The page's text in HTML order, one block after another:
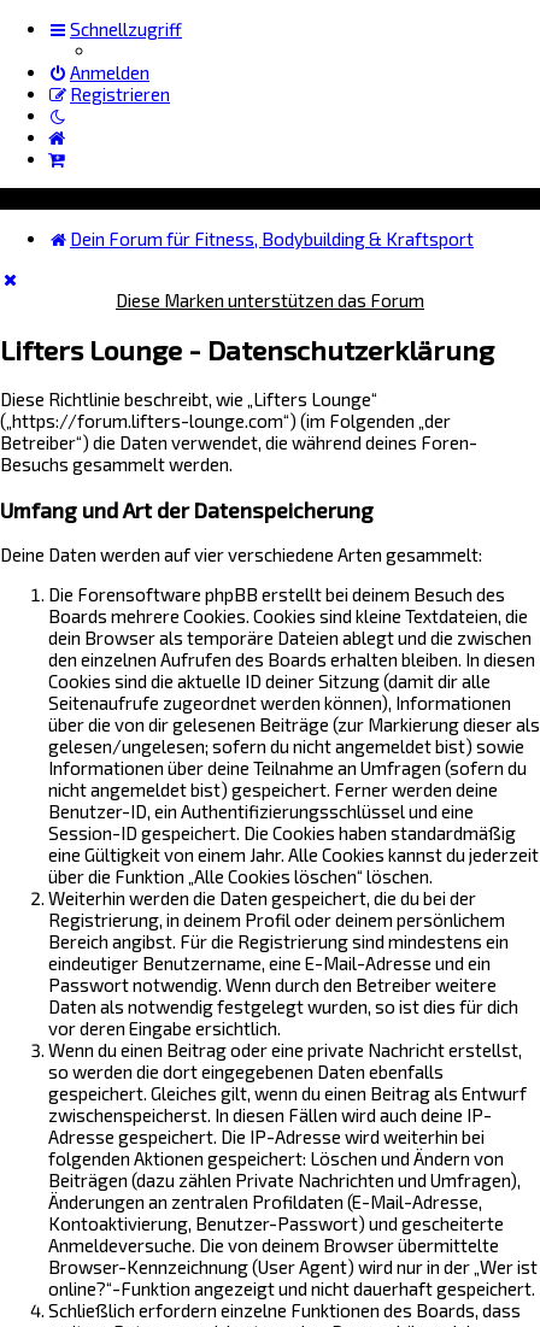
Schnellzugriff
Anmelden
Registrieren
Dein Forum für Fitness, Bodybuilding & Kraftsport
Diese Marken unterstützen das Forum
Lifters Lounge - Datenschutzerklärung
Diese Richtlinie beschreibt, wie „Lifters Lounge“
(„https://forum.lifters-lounge.com“) (im Folgenden „der
Betreiber“) die Daten verwendet, die während deines Foren-
Besuchs gesammelt werden.
Umfang und Art der Datenspeicherung
Deine Daten werden auf vier verschiedene Arten gesammelt:
Die Forensoftware phpBB erstellt bei deinem Besuch des
Boards mehrere Cookies. Cookies sind kleine Textdateien, die
dein Browser als temporäre Dateien ablegt und die zwischen
den einzelnen Aufrufen des Boards erhalten bleiben. In diesen
Cookies sind die aktuelle ID deiner Sitzung (damit dir alle
Seitenaufrufe zugeordnet werden können), Informationen
über die von dir gelesenen Beiträge (zur Markierung dieser als
gelesen/ungelesen; sofern du nicht angemeldet bist) sowie
Informationen über deine Teilnahme an Umfragen (sofern du
nicht angemeldet bist) gespeichert. Ferner werden deine
Benutzer-ID, ein Authentifizierungsschlüssel und eine
Session-ID gespeichert. Die Cookies haben standardmäßig
eine Gültigkeit von einem Jahr. Alle Cookies kannst du jederzeit
über die Funktion „Alle Cookies löschen“ löschen.
Weiterhin werden die Daten gespeichert, die du bei der
Registrierung, in deinem Profil oder deinem persönlichem
Bereich angibst. Für die Registrierung sind mindestens ein
eindeutiger Benutzername, eine E-Mail-Adresse und ein
Passwort notwendig. Wenn durch den Betreiber weitere
Daten als notwendig festgelegt wurden, so ist dies für dich
vor deren Eingabe ersichtlich.
Wenn du einen Beitrag oder eine private Nachricht erstellst,
so werden die dort eingegebenen Daten ebenfalls
gespeichert. Gleiches gilt, wenn du einen Beitrag als Entwurf
zwischenspeicherst. In diesen Fällen wird auch deine IP-
Adresse gespeichert. Die IP-Adresse wird weiterhin bei
folgenden Aktionen gespeichert: Löschen und Ändern von
Beiträgen (dazu zählen Private Nachrichten und Umfragen),
Änderungen an zentralen Profildaten (E-Mail-Adresse,
Kontoaktivierung, Benutzer-Passwort) und gescheiterte
Anmeldeversuche. Die von deinem Browser übermittelte
Browser-Kennzeichnung (User Agent) wird nur in der „Wer ist
online?“-Funktion angezeigt und nicht dauerhaft gespeichert.
Schließlich erfordern einzelne Funktionen des Boards, dass